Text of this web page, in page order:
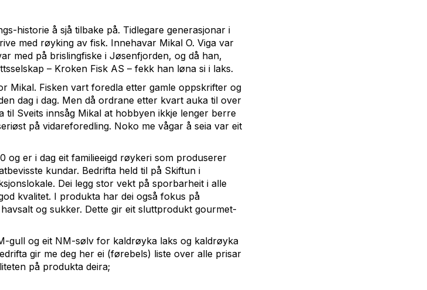
historie å sjå tilbake på. Tidlegare generasjonar i
med røyking av fisk. Innehavar Mikal O. Viga var
med på brislingfiske i Jøsenfjorden, og då han,
– Kroken Fisk AS – fekk han løna si i laks.
Mikal. Fisken vart foredla etter gamle oppskrifter og
dag i dag. Men då ordrane etter kvart auka til over
til Sveits innsåg Mikal at hobbyen ikkje lenger berre
på vidareforedling. Noko me vågar å seia var eit
og er i dag eit familieeigd røykeri som produserer
kundar. Bedrifta held til på Skiftun i
Dei legg stor vekt på sporbarheit i alle
kvalitet. I produkta har dei også fokus på
og sukker. Dette gir eit sluttprodukt gourmet-
gull og eit NM-sølv for kaldrøyka laks og kaldrøyka
gir me deg her ei (førebels) liste over alle prisar
på produkta deira;